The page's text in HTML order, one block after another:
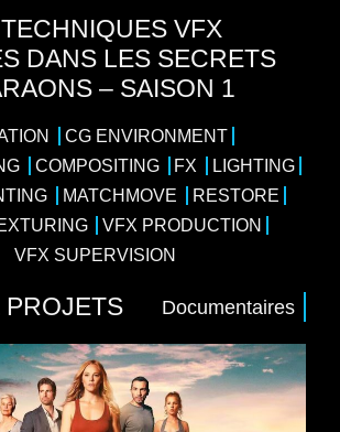
VFX
DANS LES SECRETS
– SAISON 1
CG ENVIRONMENT
COMPOSITING FX
LIGHTING
MATCHMOVE
RESTORE
VFX PRODUCTION
VFX SUPERVISION
PROJETS Documentaires